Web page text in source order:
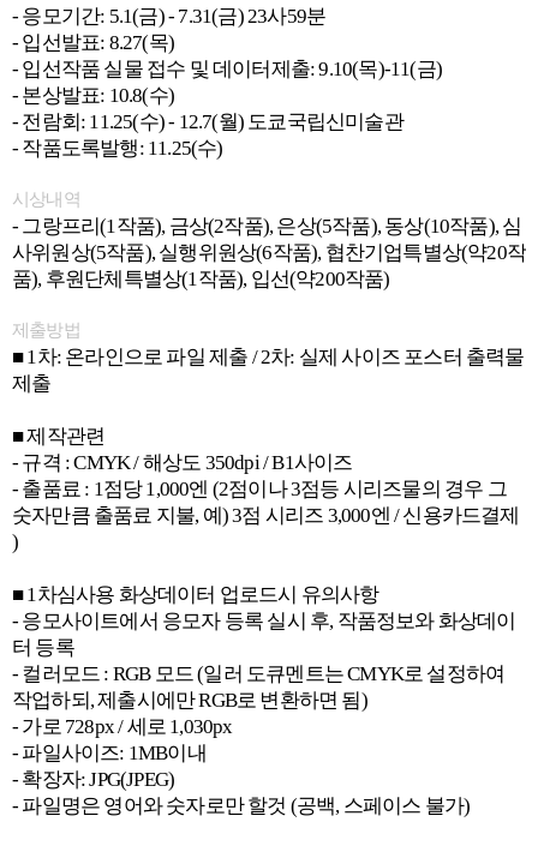
- 응모기간: 5.1(금) - 7.31(금) 23사59분
- 입선발표: 8.27(목)
- 입선작품 실물 접수 및 데이터제출: 9.10(목)-11(금)
- 본상발표: 10.8(수)
- 전람회: 11.25(수) - 12.7(월) 도쿄국립신미술관
- 작품도록발행: 11.25(수)
시상내역
- 그랑프리(1작품), 금상(2작품), 은상(5작품), 동상(10작품), 심
사위원상(5작품), 실행위원상(6작품), 협찬기업특별상(약20작
품), 후원단체특별상(1작품), 입선(약200작품)
제출방법
■ 1차: 온라인으로 파일 제출 / 2차: 실제 사이즈 포스터 출력물
제출
■ 제작관련
- 규격 : CMYK / 해상도 350dpi / B1사이즈
- 출품료 : 1점당 1,000엔 (2점이나 3점등 시리즈물의 경우 그
숫자만큼 출품료 지불, 예) 3점 시리즈 3,000엔 / 신용카드결제
)
■ 1차심사용 화상데이터 업로드시 유의사항
- 응모사이트에서 응모자 등록 실시 후, 작품정보와 화상데이
터 등록
- 컬러모드 : RGB 모드 (일러 도큐멘트는 CMYK로 설정하여
작업하되, 제출시에만 RGB로 변환하면 됨)
- 가로 728px / 세로 1,030px
- 파일사이즈: 1MB이내
- 확장자: JPG(JPEG)
- 파일명은 영어와 숫자로만 할것 (공백, 스페이스 불가)